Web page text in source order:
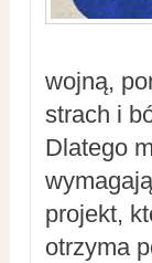
wojną,
strach i
Dlatego
projekt,
otrzyma